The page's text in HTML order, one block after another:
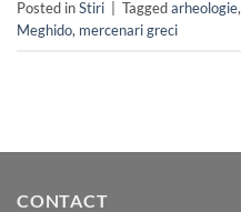
Posted inStiri Taggedarheologie,
Meghido, mercenari greci
CONTACT